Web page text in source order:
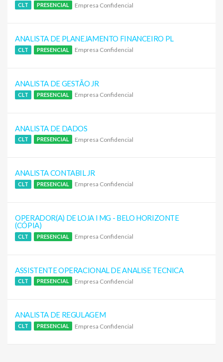
CLT PRESENCIAL Empresa Confidencial
ANALISTA DE PLANEJAMENTO FINANCEIRO PL
CLT PRESENCIAL Empresa Confidencial
ANALISTA DE GESTÃO JR
CLT PRESENCIAL Empresa Confidencial
ANALISTA DE DADOS
CLT PRESENCIAL Empresa Confidencial
ANALISTA CONTABIL JR
CLT PRESENCIAL Empresa Confidencial
OPERADOR(A) DE LOJA I MG - BELO HORIZONTE
(CÓPIA)
CLT PRESENCIAL Empresa Confidencial
ASSISTENTE OPERACIONAL DE ANALISE TECNICA
CLT PRESENCIAL Empresa Confidencial
ANALISTA DE REGULAGEM
CLT PRESENCIAL Empresa Confidencial